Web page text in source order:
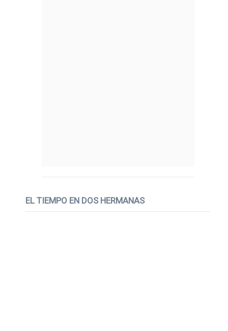
EL TIEMPO EN DOS HERMANAS